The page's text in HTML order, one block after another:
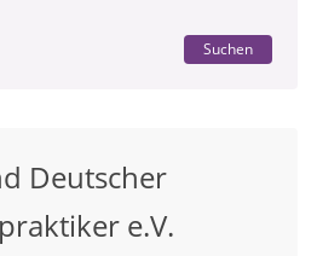
Suchen
Deutscher
e.V.